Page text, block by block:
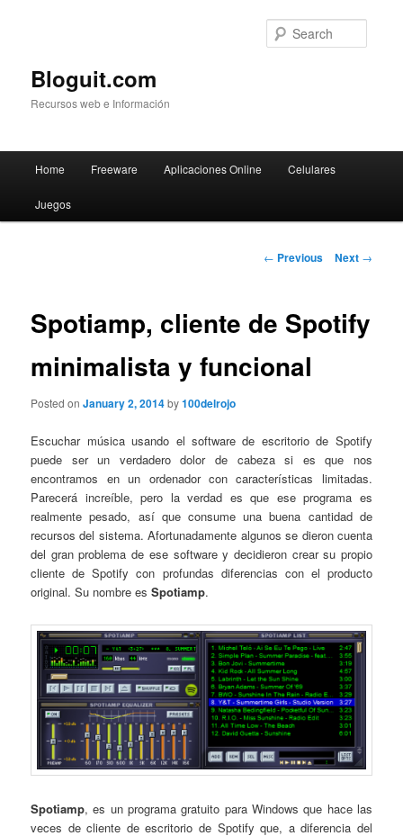
Bloguit.com
Recursos web e Información
Skip
to
Home Freeware Aplicaciones Online Celulares
Juegos
Post
← Previous Next →
Spotiamp, cliente de Spotify
minimalista y funcional
Posted onJanuary 2, 2014by100delrojo
Escuchar música usando el software de escritorio de Spotify
puede ser un verdadero dolor de cabeza si es que nos
encontramos en un ordenador con características limitadas.
Parecerá increíble, pero la verdad es que ese programa es
realmente pesado, así que consume una buena cantidad de
recursos del sistema. Afortunadamente algunos se dieron cuenta
del gran problema de ese software y decidieron crear su propio
cliente de Spotify con profundas diferencias con el producto
original. Su nombre esSpotiamp.
Spotiamp, es un programa gratuito para Windows que hace las
veces de cliente de escritorio de Spotify que, a diferencia del